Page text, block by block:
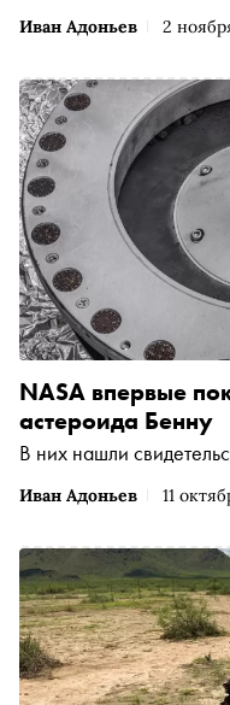
Иван Адоньев 2
Иван Адоньев 11
NASA впервые
астероида Бенну
В них нашли